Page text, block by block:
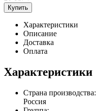
Купить
Характеристики
Описание
Доставка
Оплата
Характеристики
Страна производства:
Россия